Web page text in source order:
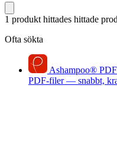
1 produkt hittades hittade
Ofta sökta
Ashampoo®
PDF-filer — snabbt,